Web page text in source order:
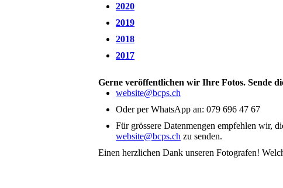
2020
2019
2018
2017
Gerne veröffentlichen wir Ihre Fotos. Sende
website@bcps.ch
Oder per WhatsApp an: 079 696 47 67
Für grössere Datenmengen empfehlen wir,
website@bcps.ch zu senden.
Einen herzlichen Dank unseren Fotografen!